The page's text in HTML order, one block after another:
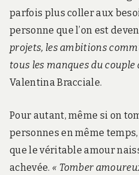
parfois plus coller aux
personne que l’on est
projets, les ambitions
tous les manques du couple
Valentina Bracciale.
Pour autant, même si on
personnes en même
que le véritable amour
achevée. « Tomber